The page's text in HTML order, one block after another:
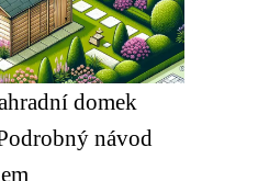
domek
návod